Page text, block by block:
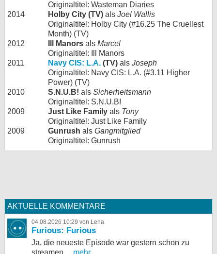
Originaltitel: Wasteman Diaries
2014
Holby City (TV) als Joel Wallis
Originaltitel: Holby City (#16.25 The Cruellest
Month) (TV)
2012
Ill Manors als Marcel
Originaltitel: Ill Manors
2011
Navy CIS: L.A. (TV) als Joseph
Originaltitel: Navy CIS: L.A. (#3.11 Higher
Power) (TV)
2010
S.N.U.B! als Sicherheitsmann
Originaltitel: S.N.U.B!
2009
Just Like Family als Tony
Originaltitel: Just Like Family
2009
Gunrush als Gangmitglied
Originaltitel: Gunrush
AKTUELLE KOMMENTARE
04.08.2026 10:29 von Lena
Furious: Furious
Ja, die neueste Episode war gestern schon zu
streamen,...
mehr